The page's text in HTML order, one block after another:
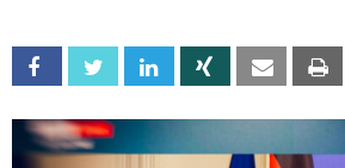
Facebook Twitter Linkedin Xing Email